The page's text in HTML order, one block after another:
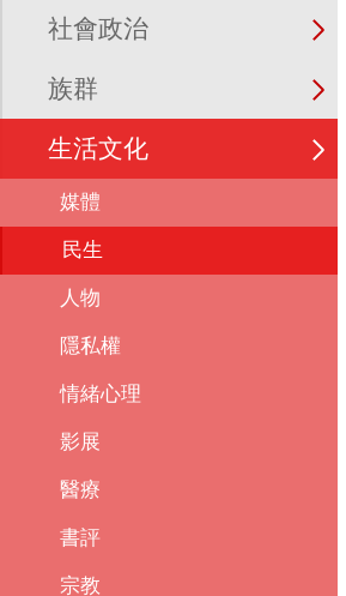
社會政治
族群
生活文化
媒體
民生
人物
隱私權
情緒心理
影展
醫療
書評
宗教